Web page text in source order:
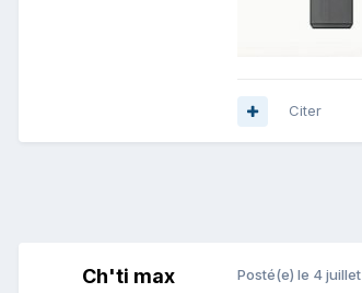
Citer
Ch'ti max Posté(e) le 4 juillet